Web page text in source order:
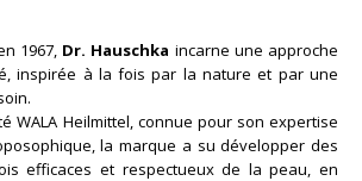
1967, Dr. Hauschka incarne une approche
inspirée à la fois par la nature et par une
WALA Heilmittel, connue pour son expertise
la marque a su développer des
efficaces et respectueux de la peau, en